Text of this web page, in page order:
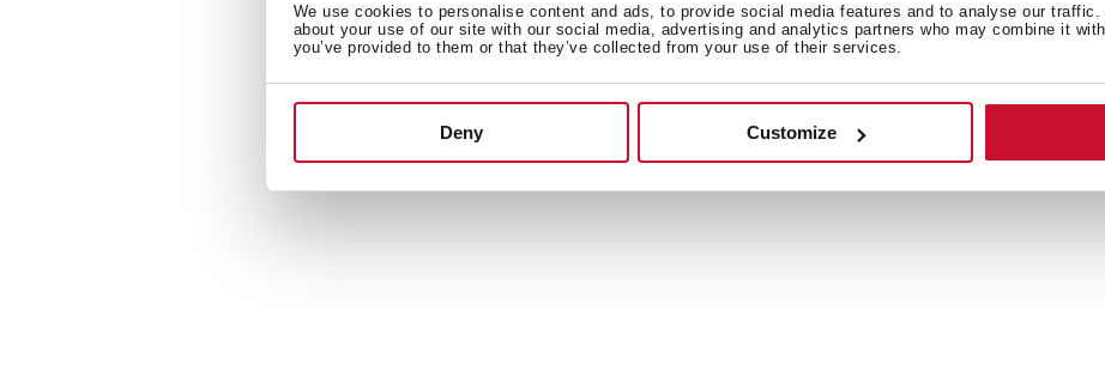
We use cookies to personalise content and ads, to provide social media features and to analyse our
about your use of our site with our social media, advertising and analytics partners who may combine it
you’ve provided to them or that they’ve collected from your use of their services.
Deny Customize